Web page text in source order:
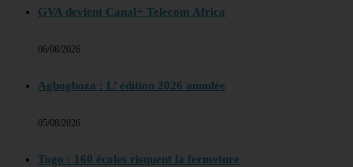
GVA devient Canal+ Telecom Africa
06/08/2026
Agbogboza : L’ édition 2026 annulée
05/08/2026
Togo : 160 écoles risquent la fermeture